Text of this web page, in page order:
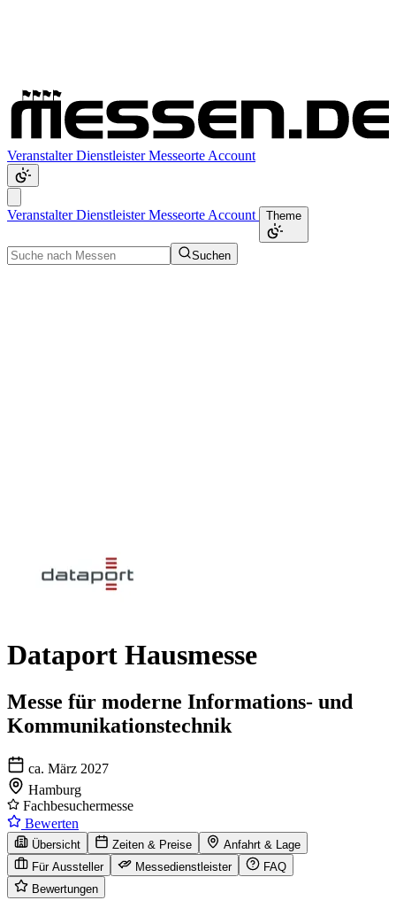
VeranstalterDienstleisterMesseorte Account
VeranstalterDienstleisterMesseorte Account Theme
Suchen
Dataport Hausmesse
Messe für moderne Informations- und
Kommunikationstechnik
ca. März 2027
Hamburg
Fachbesuchermesse
Bewerten
Übersicht Zeiten & Preise
Anfahrt & Lage
Für Aussteller
Messedienstleister
FAQ
Bewertungen